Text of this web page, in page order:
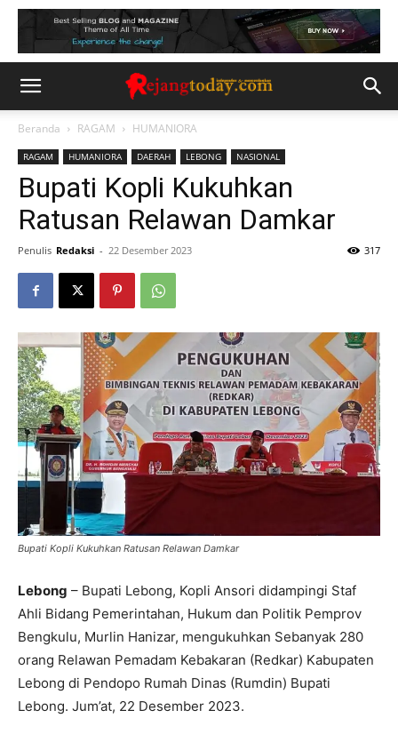
Beranda RAGAM HUMANIORA
RAGAM HUMANIORA DAERAH LEBONG NASIONAL
Bupati Kopli Kukuhkan
Ratusan Relawan Damkar
Penulis Redaksi - 22 Desember 2023 317
Bupati Kopli Kukuhkan Ratusan Relawan Damkar
Lebong – Bupati Lebong, Kopli Ansori didampingi Staf
Ahli Bidang Pemerintahan, Hukum dan Politik Pemprov
Bengkulu, Murlin Hanizar, mengukuhkan Sebanyak 280
orang Relawan Pemadam Kebakaran (Redkar) Kabupaten
Lebong di Pendopo Rumah Dinas (Rumdin) Bupati
Lebong. Jum’at, 22 Desember 2023.